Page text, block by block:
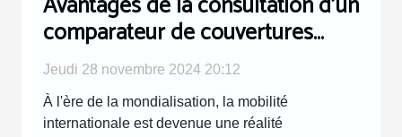
comparateur de couvertures
santé internationales
Jeudi 28 novembre 2024 20:12
À l'ère de la mondialisation, la mobilité
internationale est devenue une réalité